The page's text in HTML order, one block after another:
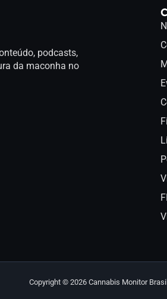
podcasts,
da maconha no
Copyright © 2026 Cannabis Monitor